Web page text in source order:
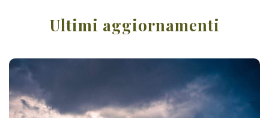
Ultimi aggiornamenti